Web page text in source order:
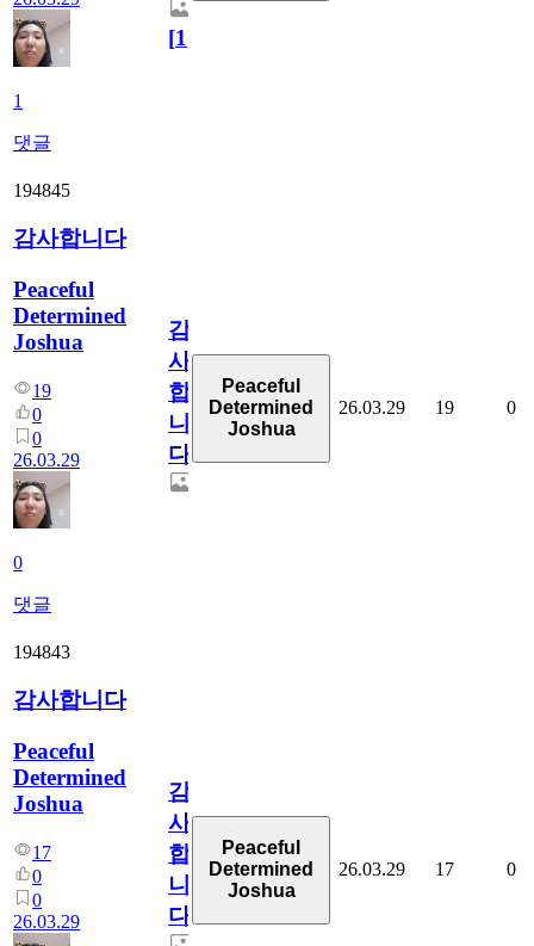
1
댓글
[1]
194845
감사합니다
Peaceful
Determined
Joshua
19
0
0
26.03.29
0
댓글
감
사
합
니
다
Peaceful
Determined
Joshua
26.03.29 19 0
194843
감사합니다
Peaceful
Determined
Joshua
17
0
0
26.03.29
감
사
합
니
다
Peaceful
Determined
Joshua
26.03.29 17 0